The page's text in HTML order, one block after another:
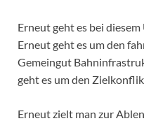
Erneut geht es bei
Erneut geht es um den
Gemeingut
geht es um den
Erneut zielt man zur